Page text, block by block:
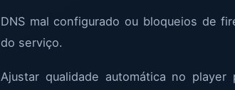
DNS mal configurado ou bloqueios de
do serviço.
Ajustar qualidade automática no